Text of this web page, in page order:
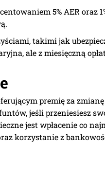
5% AER oraz
takimi jak
ale z miesięczną
premię za
jeśli przeniesiesz
jest wpłacenie co
korzystanie z